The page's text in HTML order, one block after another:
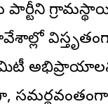
విస్తృతంగా